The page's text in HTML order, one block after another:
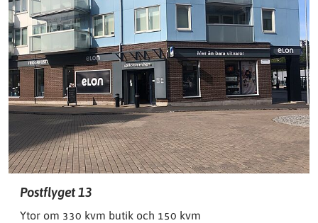
Postflyget 13
Ytor om 330 kvm butik och 150 kvm